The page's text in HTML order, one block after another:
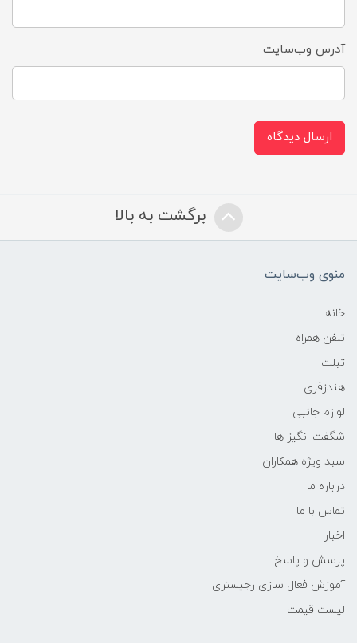
آدرس وب‌سایت
ارسال دیدگاه
برگشت به بالا
منوی وب‌سایت
خانه
تلفن همراه
تبلت
هندزفری
لوازم جانبی
شگفت انگیز ها
سبد ویژه همکاران
درباره ما
تماس با ما
اخبار
پرسش و پاسخ
آموزش فعال سازی رجیستری
لیست قیمت